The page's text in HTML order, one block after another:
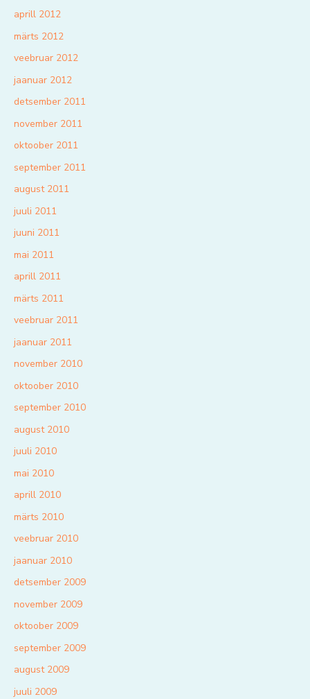
aprill 2012
märts 2012
veebruar 2012
jaanuar 2012
detsember 2011
november 2011
oktoober 2011
september 2011
august 2011
juuli 2011
juuni 2011
mai 2011
aprill 2011
märts 2011
veebruar 2011
jaanuar 2011
november 2010
oktoober 2010
september 2010
august 2010
juuli 2010
mai 2010
aprill 2010
märts 2010
veebruar 2010
jaanuar 2010
detsember 2009
november 2009
oktoober 2009
september 2009
august 2009
juuli 2009